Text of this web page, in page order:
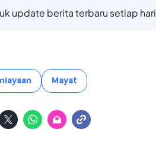
update berita terbaru setiap hari
Mayat